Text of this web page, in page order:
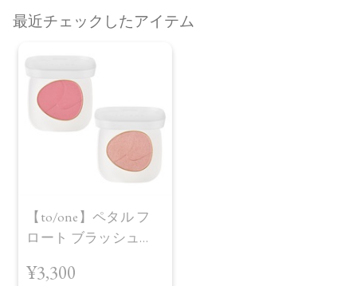
最近チェックしたアイテム
【to/one】ペタル フ
ロート ブラッシュ
¥3,300